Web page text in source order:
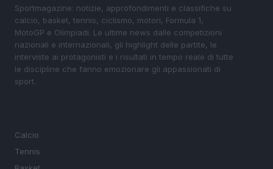
Sportmagazine: notizie, approfondimenti e classifiche su
calcio, basket, tennis, ciclismo, motori, Formula 1,
MotoGP e Olimpiadi. Le ultime news dalle competizioni
nazionali e internazionali, gli highlight delle partite, le
interviste ai protagonisti e i risultati in tempo reale di tutte
le discipline che fanno emozionare gli appassionati di
sport.
Calcio
Tennis